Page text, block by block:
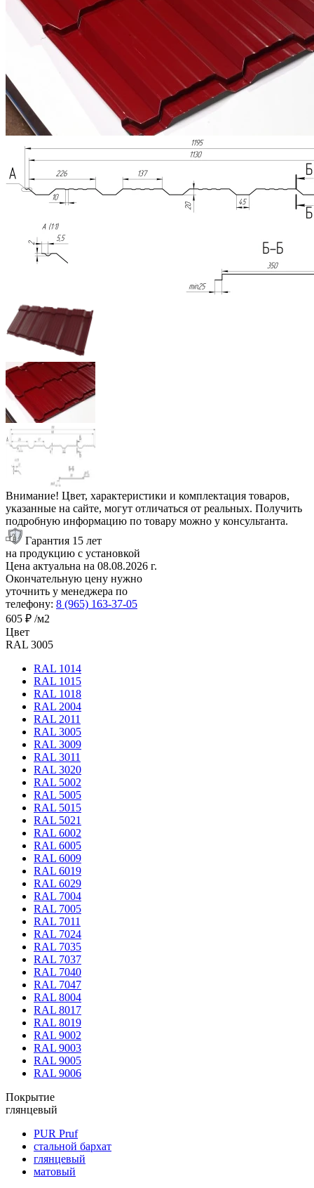
Внимание! Цвет, характеристики и комплектация товаров,
указанные на сайте, могут отличаться от реальных. Получить
подробную информацию по товару можно у консультанта.
Гарантия 15 лет
на продукцию с установкой
Цена актуальна на 08.08.2026 г.
Окончательную цену нужно
уточнить у менеджера по
телефону: 8 (965) 163-37-05
605 ₽ /м2
Цвет
RAL 3005
RAL 1014
RAL 1015
RAL 1018
RAL 2004
RAL 2011
RAL 3005
RAL 3009
RAL 3011
RAL 3020
RAL 5002
RAL 5005
RAL 5015
RAL 5021
RAL 6002
RAL 6005
RAL 6009
RAL 6019
RAL 6029
RAL 7004
RAL 7005
RAL 7011
RAL 7024
RAL 7035
RAL 7037
RAL 7040
RAL 7047
RAL 8004
RAL 8017
RAL 8019
RAL 9002
RAL 9003
RAL 9005
RAL 9006
Покрытие
глянцевый
PUR Pruf
стальной бархат
глянцевый
матовый